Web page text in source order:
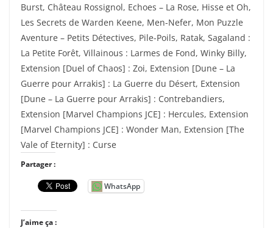
Burst, Château Rossignol, Echoes – La Rose, Hisse et Oh,
Les Secrets de Warden Keene, Men-Nefer, Mon Puzzle
Aventure – Petits Détectives, Pile-Poils, Ratak, Sagaland :
La Petite Forêt, Villainous : Larmes de Fond, Winky Billy,
Extension [Duel of Chaos] : Zoi, Extension [Dune – La
Guerre pour Arrakis] : La Guerre du Désert, Extension
[Dune – La Guerre pour Arrakis] : Contrebandiers,
Extension [Marvel Champions JCE] : Hercules, Extension
[Marvel Champions JCE] : Wonder Man, Extension [The
Vale of Eternity] : Curse
Partager :
WhatsApp
J’aime ça :